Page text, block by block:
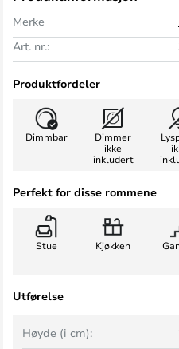
Merke
Art. nr.:
Produktfordeler
Dimmbar
Dimmer
ikke
inkludert
Perfekt for disse rommene
Stue Kjøkken
Utførelse
Høyde (i cm):